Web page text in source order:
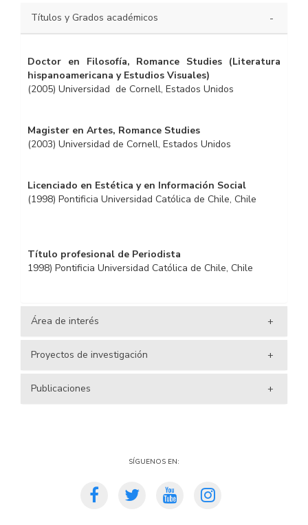
Títulos y Grados académicos
Doctor en Filosofía, Romance Studies (Literatura
hispanoamericana y Estudios Visuales)
(2005) Universidad de Cornell, Estados Unidos
Magister en Artes, Romance Studies
(2003) Universidad de Cornell, Estados Unidos
Licenciado en Estética y en Información Social
(1998) Pontificia Universidad Católica de Chile, Chile
Título profesional de Periodista
1998) Pontificia Universidad Católica de Chile, Chile
Área de interés
Proyectos de investigación
- Fondecyt Regular 2018, N° 1180552 “Nuevos
del Cono Sur”. Investigadora responsable.
Publicaciones
- Fantasmas artificiales. El cine y la fotografía en la obra
- El cine de Ignacio Agüero. El documental como la
Síguenos en: